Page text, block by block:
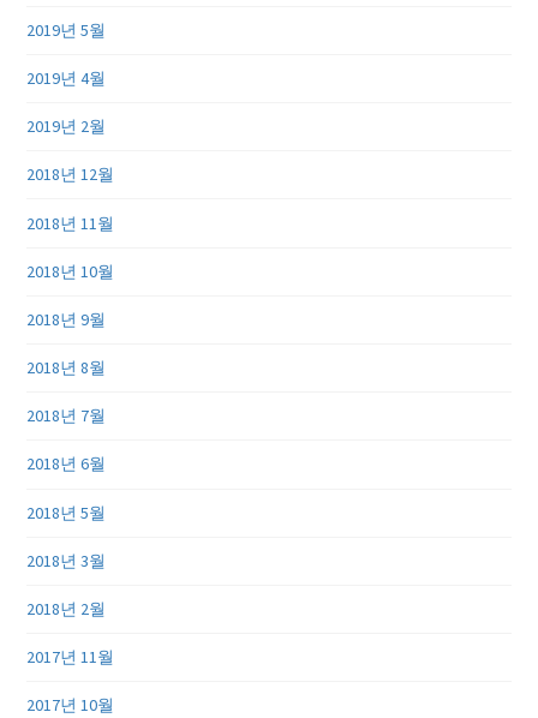
2019년 5월
2019년 4월
2019년 2월
2018년 12월
2018년 11월
2018년 10월
2018년 9월
2018년 8월
2018년 7월
2018년 6월
2018년 5월
2018년 3월
2018년 2월
2017년 11월
2017년 10월